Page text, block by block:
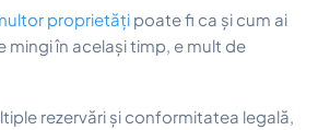
proprietăți poate fi ca și cum ai
mingi în același timp, e mult de
rezervări și conformitatea legală,